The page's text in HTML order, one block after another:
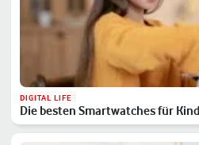
DIGITAL LIFE
Die besten Smartwatches für